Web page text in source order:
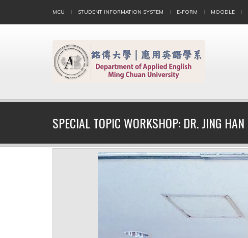
MCU STUDENT INFORMATION SYSTEM E-FORM MOODLE
SPECIAL TOPIC WORKSHOP: DR. JING HAN